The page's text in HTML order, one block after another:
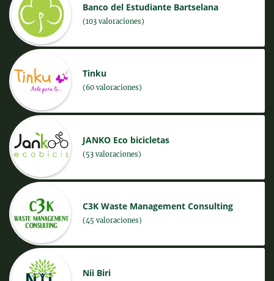
Banco del Estudiante Bartselana
(103 valoraciones)
Tinku
(60 valoraciones)
JANKO Eco bicicletas
(53 valoraciones)
C3K Waste Management Consulting
(45 valoraciones)
Nii Biri